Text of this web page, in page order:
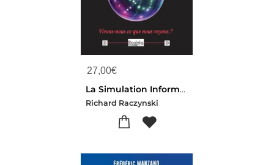
27,00€
La Simulation Informatique : Vivons-nous Ce Que Nous Voyons ?
Richard Raczynski